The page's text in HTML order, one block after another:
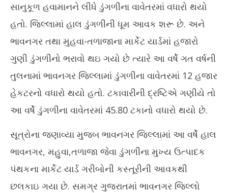
ભાવનગર જિલ્લામાં ડુંગળીના પાકની ધૂમ આવક, તળાજા અને મહુવાના
માર્કેટયાર્ડ છલકાયાં
January
31,
2022
સાનુકૂળ હવામાનને લીધે ડુંગળીના વાવેતરમાં વધારો થયો
હતો. જિલ્લામાં હાલ ડુંગળીની ધૂમ આવક શરૂ છે. અને
ભાવનગર તથા મુહવા-તળાજાના માર્કેટ યાર્ડમાં હજારો
ગુણી ડુંગળીનો ભરાવો થઇ ગયો છે ત્યારે આ વર્ષે ગત વર્ષની
તુલનામાં ભાવનગર જિલ્લામાં ડુંગળીના વાવેતરમાં 12 હજાર
હેકટરનો વધારો થયો હતો. ટકાવારીની દ્રષ્ટિએ ગણીયે તો
આ વર્ષે ડુંગળીના વાવેતરમાં 45.80 ટકાનો વધારો થયો છે.
સૂત્રોના જણાવ્યા મુજબ ભાવનગર જિલ્લામાં આ વર્ષે હાલ
ભાવનગર, મહુવા,તળાજા જેવા ડુંગળીના મુખ્ય ઉત્પાદક
પંથકના માર્કેટ યાર્ડ ગરીબોની કસ્તૂરીની આવકથી
છલકાઇ ગયા છે. સમગ્ર ગુજરાતમાં ભાવનગર જિલ્લો